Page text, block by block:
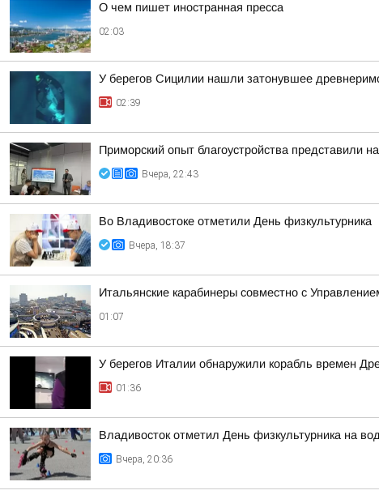
О чем пишет иностранная пресса
02:03
У берегов Сицилии нашли затонувшее
02:39
Приморский опыт благоустройства представили
Вчера, 22:43
Во Владивостоке отметили День физкультурника
Вчера, 18:37
Итальянские карабинеры совместно с
01:07
У берегов Италии обнаружили корабль времен
01:36
Владивосток отметил День физкультурника на
Вчера, 20:36